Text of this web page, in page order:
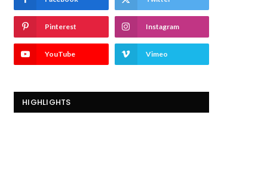
Pinterest Instagram
YouTube Vimeo
HIGHLIGHTS